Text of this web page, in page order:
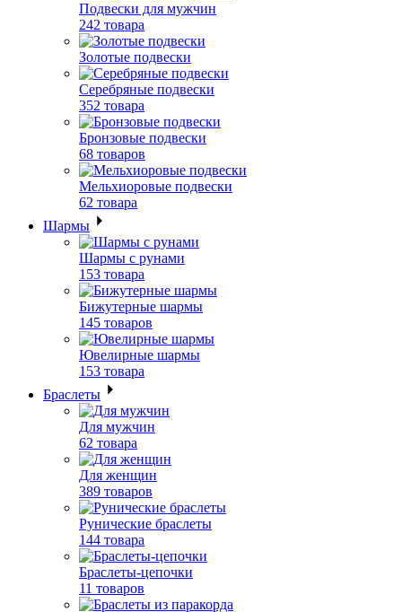
Подвески для мужчин
242 товара
Золотые подвески
Серебряные подвески
352 товара
Бронзовые подвески
68 товаров
Мельхиоровые подвески
62 товара
Шармы
Шармы с рунами
153 товара
Бижутерные шармы
145 товаров
Ювелирные шармы
153 товара
Браслеты
Для мужчин
62 товара
Для женщин
389 товаров
Рунические браслеты
144 товара
Браслеты-цепочки
11 товаров